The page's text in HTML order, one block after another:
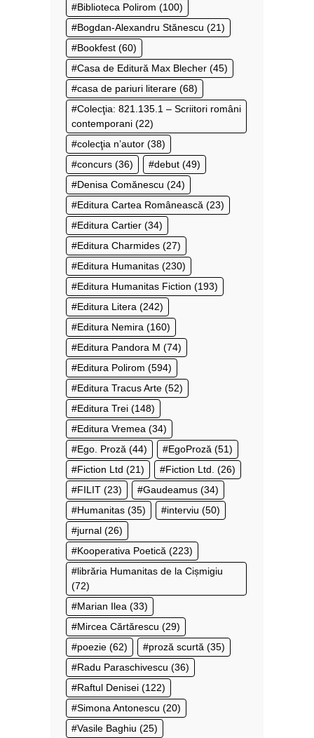
Biblioteca Polirom (100)
Bogdan-Alexandru Stănescu (21)
Bookfest (60)
Casa de Editură Max Blecher (45)
casa de pariuri literare (68)
Colecţia: 821.135.1 – Scriitori români
contemporani (22)
colecţia n’autor (38)
concurs (36) debut (49)
Denisa Comănescu (24)
Editura Cartea Românească (23)
Editura Cartier (34)
Editura Charmides (27)
Editura Humanitas (230)
Editura Humanitas Fiction (193)
Editura Litera (242)
Editura Nemira (160)
Editura Pandora M (74)
Editura Polirom (594)
Editura Tracus Arte (52)
Editura Trei (148)
Editura Vremea (34)
Ego. Proză (44) EgoProză (51)
Fiction Ltd (21) Fiction Ltd. (26)
FILIT (23) Gaudeamus (34)
Humanitas (35) interviu (50)
jurnal (26)
Kooperativa Poetică (223)
librăria Humanitas de la Cișmigiu
(72)
Marian Ilea (33)
Mircea Cărtărescu (29)
poezie (62) proză scurtă (35)
Radu Paraschivescu (36)
Raftul Denisei (122)
Simona Antonescu (20)
Vasile Baghiu (25)